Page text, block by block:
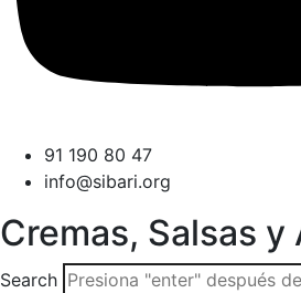
91 190 80 47
info@sibari.org
Cremas, Salsas y
Search